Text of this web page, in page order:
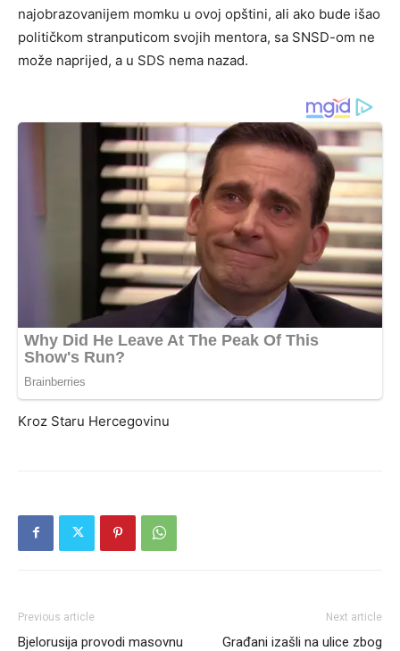
najobrazovanijem momku u ovoj opštini, ali ako bude išao
političkom stranputicom svojih mentora, sa SNSD-om ne
može naprijed, a u SDS nema nazad.
Kroz Staru Hercegovinu
Previous article
Bjelorusija provodi masovnu
Next article
Građani izašli na ulice zbog